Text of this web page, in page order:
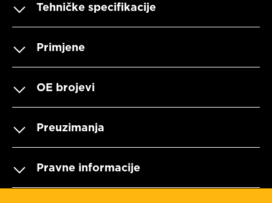
Tehničke specifikacije
Primjene
OE brojevi
Preuzimanja
Pravne informacije